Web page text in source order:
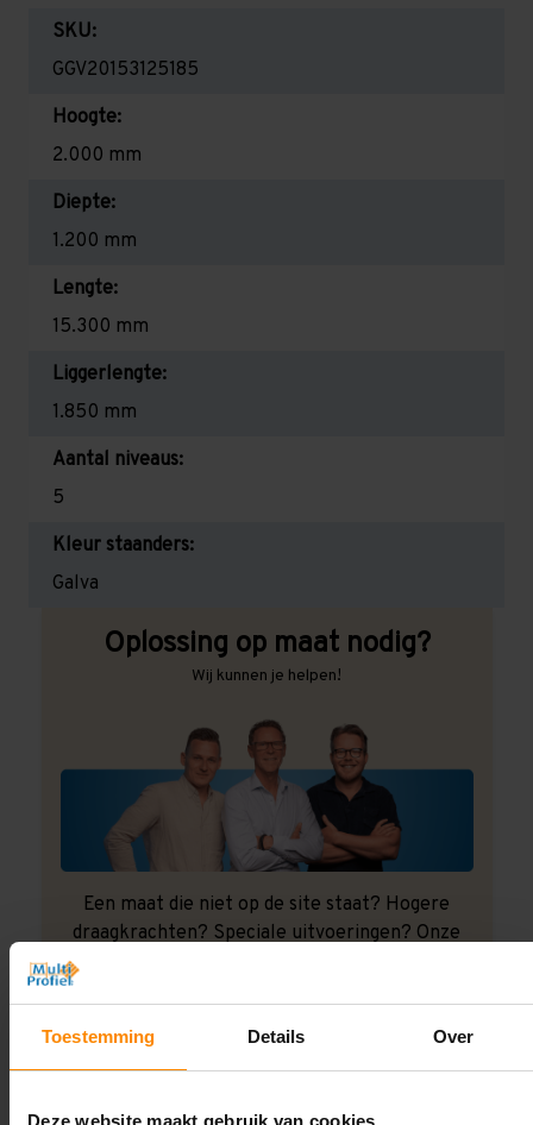
Toestemming Details Over
Deze website maakt gebruik van cookies
SKU:
GGV20153125185
Hoogte:
2.000 mm
Diepte:
1.200 mm
Lengte:
15.300 mm
Liggerlengte:
1.850 mm
Aantal niveaus:
5
Kleur staanders:
Galva
Oplossing op maat nodig?
Wij kunnen je helpen!
Een maat die niet op de site staat? Hogere
draagkrachten? Speciale uitvoeringen? Onze
experts werken het graag uit! Maatwerk is onze
Contact met specialist